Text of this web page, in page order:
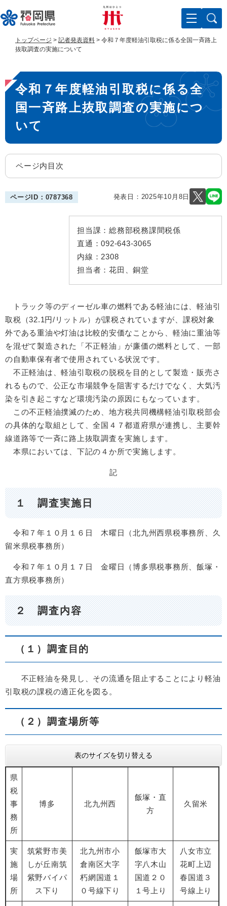
ー
ジ
す
。
ニ
ュ
し
て
トップページ > 記者発表資料 > 令和７年度軽油引取税に係る全国一斉路上
抜取調査の実施について
本
文
令和７年度軽油引取税に係る全
国一斉路上抜取調査の実施につ
いて
ページ内目次
ページID：0787368 発表日： 2025年10月8日
担当課： 総務部税務課間税係
直通：092-643-3065
内線： 2308
担当者： 花田、銅堂
トラック等のディーゼル車の燃料である軽油には、軽油引
取税（32.1円/リットル）が課税されていますが、課税対象
外である重油や灯油は比較的安価なことから、軽油に重油等
を混ぜて製造された「不正軽油」が廉価の燃料として、一部
の自動車保有者で使用されている状況です。
不正軽油は、軽油引取税の脱税を目的として製造・販売さ
れるもので、公正な市場競争を阻害するだけでなく、大気汚
染を引き起こすなど環境汚染の原因にもなっています。
この不正軽油撲滅のため、地方税共同機構軽油引取税部会
の具体的な取組として、全国４７都道府県が連携し、主要幹
線道路等で一斉に路上抜取調査を実施します。
本県においては、下記の４か所で実施します。
記
１ 調査実施日
令和７年１０月１６日 木曜日（北九州西県税事務所、久
留米県税事務所）
令和７年１０月１７日 金曜日（博多県税事務所、飯塚・
直方県税事務所）
２ 調査内容
（１）調査目的
不正軽油を発見し、その流通を阻止することにより軽油
引取税の課税の適正化を図る。
（２）調査場所等
表のサイズを切り替える
県
税
事
務
所
博多 北九州西
飯塚・直
方
久留米
実
施
場
所
筑紫野市美
しが丘南筑
紫野バイパ
ス下り
北九州市小
倉南区大字
朽網国道１
０号線下り
飯塚市大
字八木山
国道２０
１号上り
八女市立
花町上辺
春国道３
号線上り